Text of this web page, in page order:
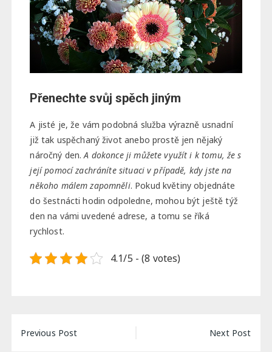
Přenechte svůj spěch jiným
A jisté je, že vám podobná služba výrazně usnadní
již tak uspěchaný život anebo prostě jen nějaký
náročný den.A dokonce ji můžete využít i k tomu, že s
její pomocí zachráníte situaci v případě, kdy jste na
někoho málem zapomněli. Pokud květiny objednáte
do šestnácti hodin odpoledne, mohou být ještě týž
den na vámi uvedené adrese, a tomu se říká
rychlost.
4.1/5 - (8 votes)
Navigace
Previous Post Next Post